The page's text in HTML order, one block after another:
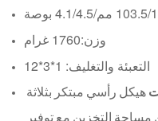
114 مم/
4.1/4.5 بوصة
وزن:1760 غرام
التعبئة والتغليف: 1*3*12